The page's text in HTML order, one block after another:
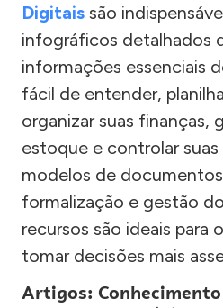
Digitais são
infográficos detalhados
informações essenciais
fácil de entender,
organizar suas finanças,
estoque e controlar
modelos de documentos
formalização e gestão
recursos são ideais para
tomar decisões mais
Artigos: